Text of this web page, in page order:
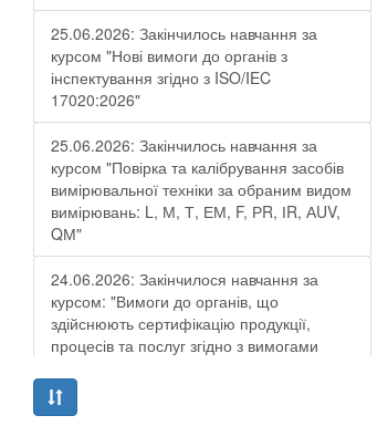
25.06.2026: Закінчилось навчання за
курсом "Нові вимоги до органів з
інспектування згідно з ISO/IEC
17020:2026"
25.06.2026: Закінчилось навчання за
курсом "Повірка та калібрування засобів
вимірювальної техніки за обраним видом
вимірювань: L, М, Т, ЕМ, F, РR, ІR, АUV,
QМ"
24.06.2026: Закінчилося навчання за
курсом: "Вимоги до органів, що
здійснюють сертифікацію продукції,
процесів та послуг згідно з вимогами
19.06.2026: Закінчилося навчання за